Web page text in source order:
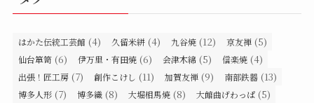
はかた伝統工芸館 (4) 久留米絣 (4) 九谷焼 (12) 京友禅 (5)
仙台箪笥 (6) 伊万里・有田焼 (6) 会津木綿 (5) 信楽焼 (4)
出張！匠工房 (7) 創作こけし (11) 加賀友禅 (9) 南部鉄器 (13)
博多人形 (7) 博多織 (8) 大堀相馬焼 (8) 大館曲げわっぱ (5)